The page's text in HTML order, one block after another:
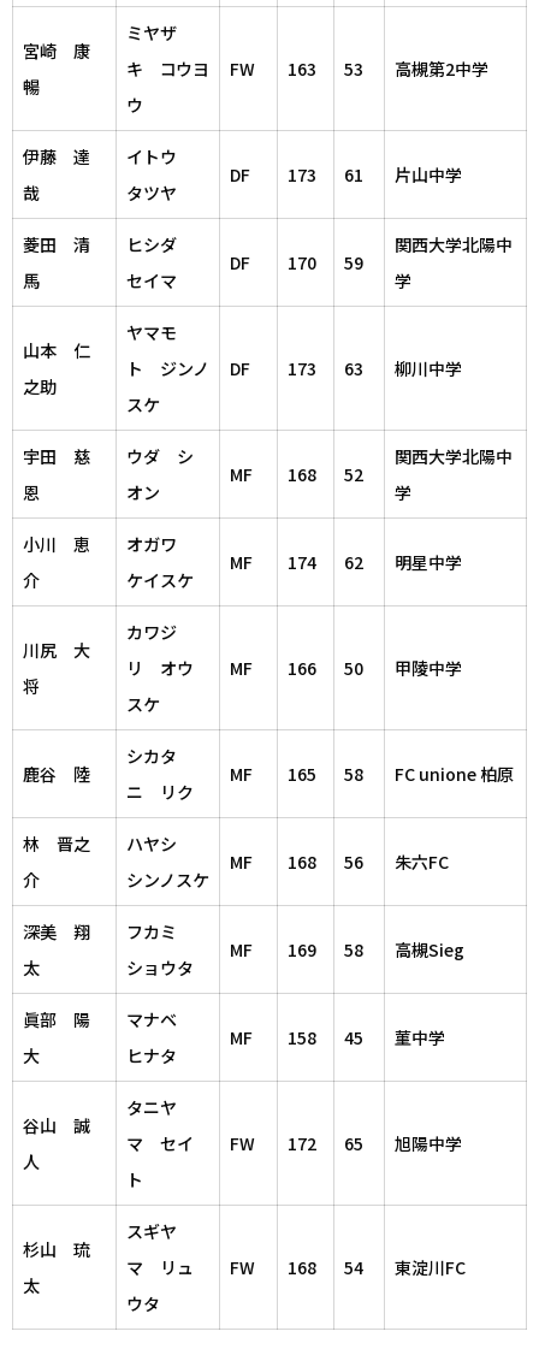
宮崎 康
暢
ミヤザ
キ コウヨ
ウ
FW 163 53 高槻第2中学
伊藤 達
哉
イトウ
タツヤ
DF 173 61 片山中学
菱田 清
馬
ヒシダ
セイマ
DF 170 59
関西大学北陽中
学
山本 仁
之助
ヤマモ
ト ジンノ
スケ
DF 173 63 柳川中学
宇田 慈
恩
ウダ シ
オン
MF 168 52
関西大学北陽中
学
小川 恵
介
オガワ
ケイスケ
MF 174 62 明星中学
川尻 大
将
カワジ
リ オウ
スケ
MF 166 50 甲陵中学
鹿谷 陸
シカタ
ニ リク
MF 165 58 FC unione 柏原
林 晋之
介
ハヤシ
シンノスケ
MF 168 56 朱六FC
深美 翔
太
フカミ
ショウタ
MF 169 58 高槻Sieg
眞部 陽
大
マナベ
ヒナタ
MF 158 45 菫中学
谷山 誠
人
タニヤ
マ セイ
ト
FW 172 65 旭陽中学
杉山 琉
太
スギヤ
マ リュ
ウタ
FW 168 54 東淀川FC